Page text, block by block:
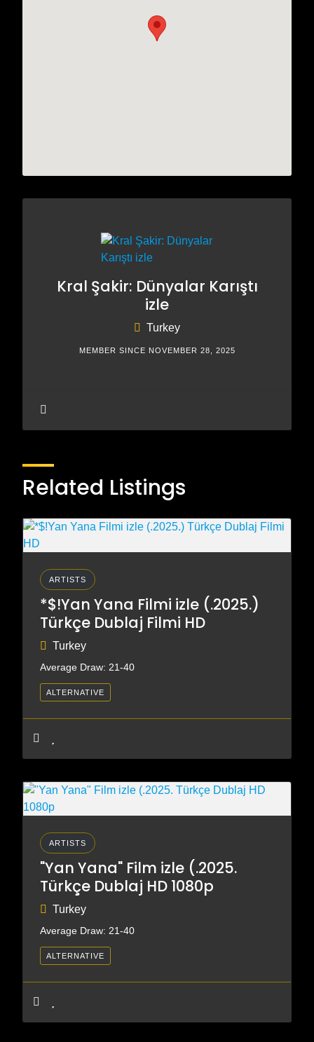
Kral Şakir: Dünyalar Karıştı
izle
Turkey
MEMBER SINCE NOVEMBER 28, 2025
Related Listings
ARTISTS
*$!Yan Yana Filmi izle (.2025.)
Türkçe Dublaj Filmi HD
Turkey
Average Draw: 21-40
ALTERNATIVE
ARTISTS
"Yan Yana" Film izle (.2025.
Türkçe Dublaj HD 1080p
Turkey
Average Draw: 21-40
ALTERNATIVE